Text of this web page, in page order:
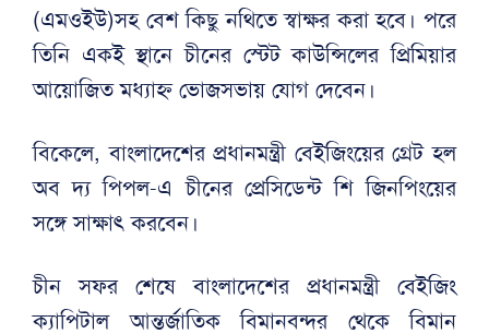
(এমওইউ)সহ বেশ কিছু নথিতে স্বাক্ষর করা হবে। পরে
তিনি একই স্থানে চীনের স্টেট কাউন্সিলের প্রিমিয়ার
আয়োজিত মধ্যাহ্ন ভোজসভায় যোগ দেবেন।
বিকেলে, বাংলাদেশের প্রধানমন্ত্রী বেইজিংয়ের গ্রেট হল
অব দ্য পিপল-এ চীনের প্রেসিডেন্ট শি জিনপিংয়ের
সঙ্গে সাক্ষাৎ করবেন।
চীন সফর শেষে বাংলাদেশের প্রধানমন্ত্রী বেইজিং
ক্যাপিটাল আন্তর্জাতিক বিমানবন্দর থেকে বিমান